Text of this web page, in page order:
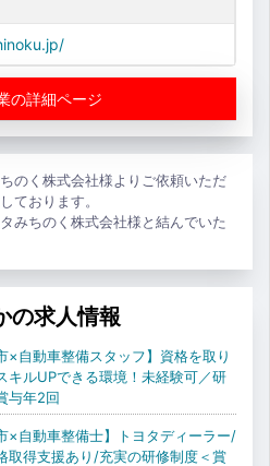
の詳細ページ
のく株式会社様よりご依頼いただ
ております。
みちのく株式会社様と結んでいた
の求人情報
×自動車整備スタッフ】資格を取り
キルUPできる環境！未経験可／研
与年2回
×自動車整備士】トヨタディーラー/
取得支援あり/充実の研修制度＜賞